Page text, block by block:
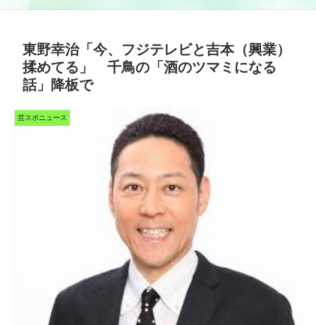
真が話題
東野幸治「今、フジテレビと吉本（興業）
揉めてる」 千鳥の「酒のツマミになる
話」降板で
芸スポニュース